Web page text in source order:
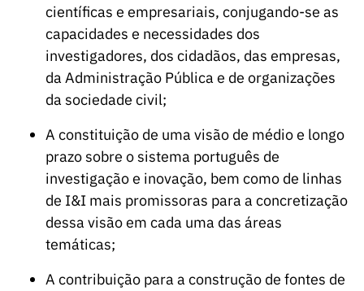
Apoios
“Ciência +
Digital” e
“Ciência +
ão”
científicas e empresariais, conjugando-se as
capacidades e necessidades dos
investigadores, dos cidadãos, das empresas,
da Administração Pública e de organizações
da sociedade civil;
A constituição de uma visão de médio e longo
prazo sobre o sistema português de
investigação e inovação, bem como de linhas
de I&I mais promissoras para a concretização
dessa visão em cada uma das áreas
temáticas;
A contribuição para a construção de fontes de